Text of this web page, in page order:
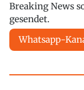
Breaking News
gesendet.
Whatsapp-